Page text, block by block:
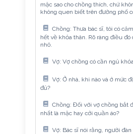
mặc sao cho chồng thích, chứ
không quen biết trên đường phố
Chồng: Thưa bác sĩ, tôi có
hết về khỏa thân. Rõ ràng điều
nhỏ.
Vợ: Vợ chồng có cần ngủ
Vợ: Ở nhà, khi nào và ở mức
đủ?
Chồng: Đối với vợ chồng bắt
nhất là mặc hay cởi quần áo?
Vợ: Bác sĩ nói rằng, người